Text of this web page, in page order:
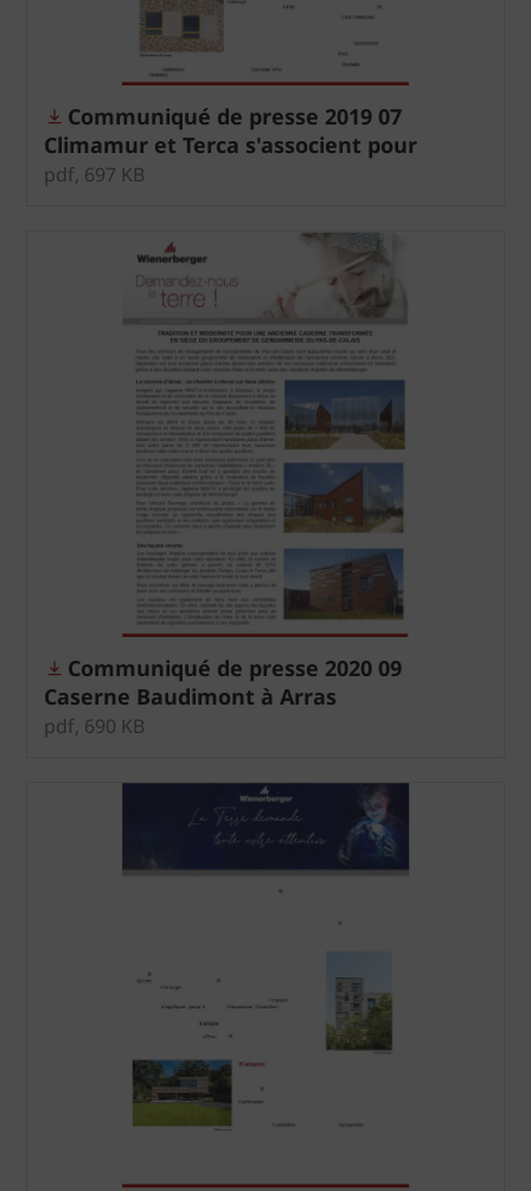
Communiqué de presse 2019 07
Climamur et Terca s'associent pour
contribuer au bien-être d'adolescents
pdf, 697 KB
Communiqué de presse 2020 09
Caserne Baudimont à Arras
pdf, 690 KB